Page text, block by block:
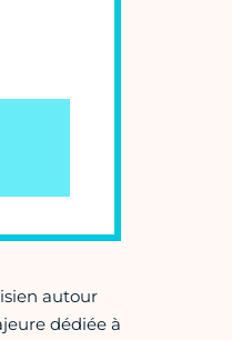
autour
dédiée à